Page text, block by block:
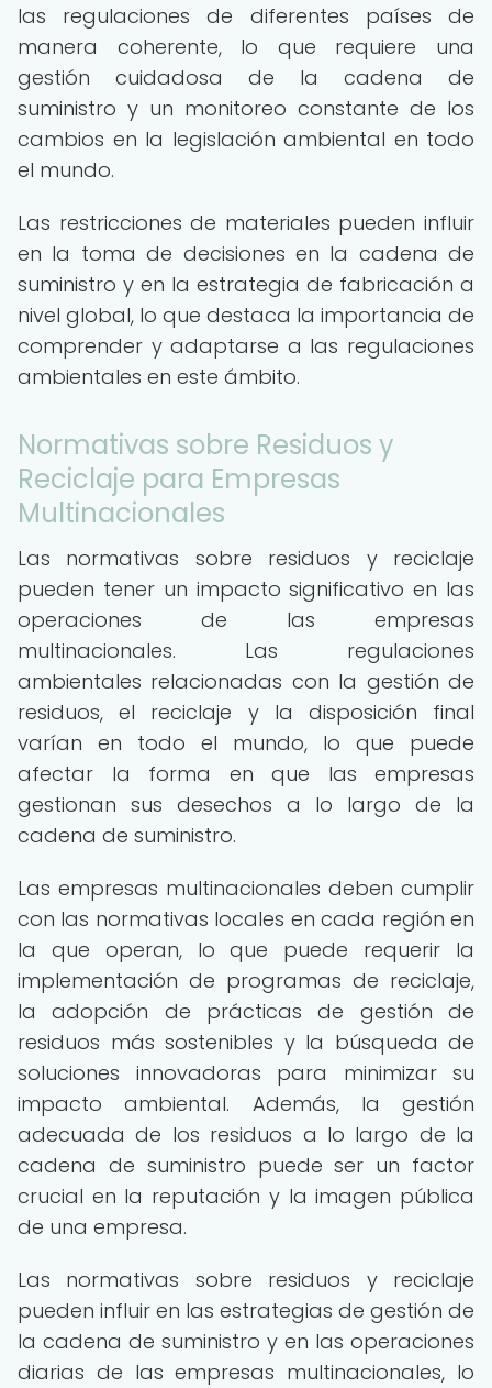
las regulaciones de diferentes países de
manera coherente, lo que requiere una
gestión cuidadosa de la cadena de
suministro y un monitoreo constante de los
cambios en la legislación ambiental en todo
el mundo.
Las restricciones de materiales pueden influir
en la toma de decisiones en la cadena de
suministro y en la estrategia de fabricación a
nivel global, lo que destaca la importancia de
comprender y adaptarse a las regulaciones
ambientales en este ámbito.
Normativas sobre Residuos y
Reciclaje para Empresas
Multinacionales
Las normativas sobre residuos y reciclaje
pueden tener un impacto significativo en las
operaciones de las empresas
multinacionales. Las regulaciones
ambientales relacionadas con la gestión de
residuos, el reciclaje y la disposición final
varían en todo el mundo, lo que puede
afectar la forma en que las empresas
gestionan sus desechos a lo largo de la
cadena de suministro.
Las empresas multinacionales deben cumplir
con las normativas locales en cada región en
la que operan, lo que puede requerir la
implementación de programas de reciclaje,
la adopción de prácticas de gestión de
residuos más sostenibles y la búsqueda de
soluciones innovadoras para minimizar su
impacto ambiental. Además, la gestión
adecuada de los residuos a lo largo de la
cadena de suministro puede ser un factor
crucial en la reputación y la imagen pública
de una empresa.
Las normativas sobre residuos y reciclaje
pueden influir en las estrategias de gestión de
la cadena de suministro y en las operaciones
diarias de las empresas multinacionales, lo